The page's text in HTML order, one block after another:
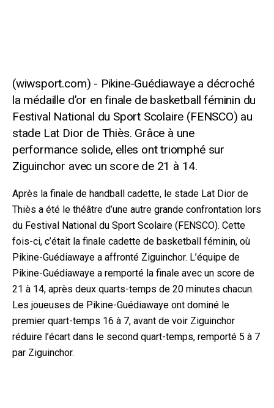
Pikine-Guédiawaye a décroché
la médaille d’or en finale de basketball féminin du
Festival National du Sport Scolaire (FENSCO) au
stade Lat Dior de Thiès. Grâce à une
performance solide, elles ont triomphé sur
Ziguinchor avec un score de 21 à 14.
Après la finale de handball cadette, le stade Lat Dior de
Thiès a été le théâtre d’une autre grande confrontation lors
du Festival National du Sport Scolaire (FENSCO). Cette
fois-ci, c’était la finale cadette de basketball féminin, où
Pikine-Guédiawaye a affronté Ziguinchor. L’équipe de
Pikine-Guédiawaye a remporté la finale avec un score de
21 à 14, après deux quarts-temps de 20 minutes chacun.
Les joueuses de Pikine-Guédiawaye ont dominé le
premier quart-temps 16 à 7, avant de voir Ziguinchor
réduire l’écart dans le second quart-temps, remporté 5 à 7
par Ziguinchor.